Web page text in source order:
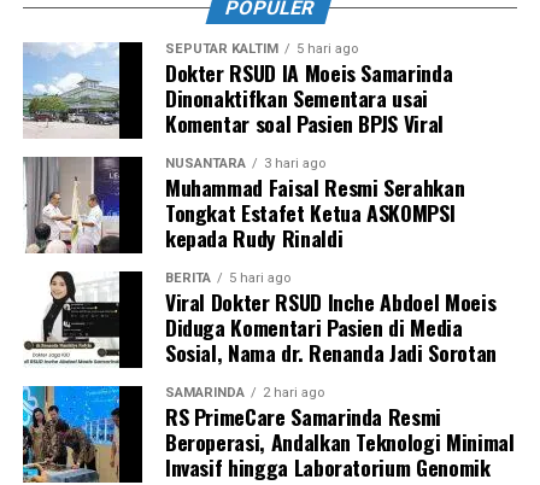
POPULER
SEPUTAR KALTIM 5 hari ago
Dokter RSUD IA Moeis Samarinda
Dinonaktifkan Sementara usai
Komentar soal Pasien BPJS Viral
NUSANTARA 3 hari ago
Muhammad Faisal Resmi Serahkan
Tongkat Estafet Ketua ASKOMPSI
kepada Rudy Rinaldi
BERITA 5 hari ago
Viral Dokter RSUD Inche Abdoel Moeis
Diduga Komentari Pasien di Media
Sosial, Nama dr. Renanda Jadi Sorotan
SAMARINDA 2 hari ago
RS PrimeCare Samarinda Resmi
Beroperasi, Andalkan Teknologi Minimal
Invasif hingga Laboratorium Genomik